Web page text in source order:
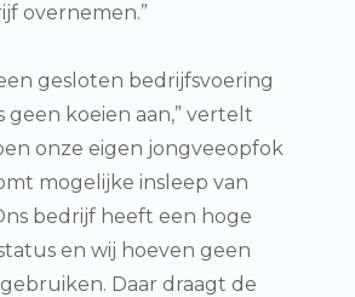
overnemen.”
gesloten bedrijfsvoering
geen koeien aan,” vertelt
onze eigen jongveeopfok
mogelijke insleep van
bedrijf heeft een hoge
en wij hoeven geen
Daar draagt de